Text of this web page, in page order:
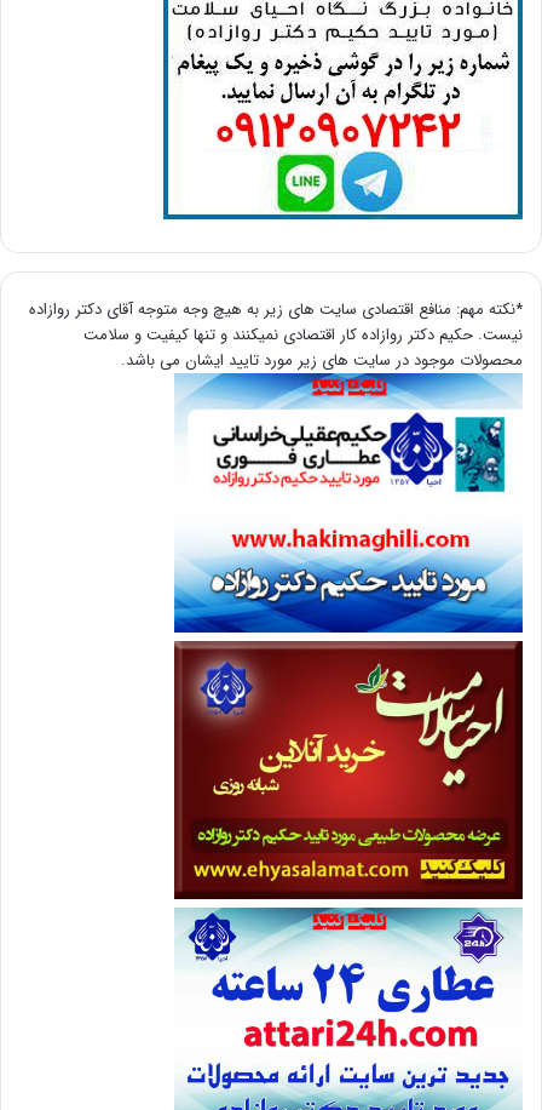
*نکته مهم: منافع اقتصادی سایت های زیر به هیچ وجه متوجه آقای دکتر روازاده
نیست. حکیم دکتر روازاده کار اقتصادی نمیکنند و تنها کیفیت و سلامت
محصولات موجود در سایت های زیر مورد تایید ایشان می باشد.